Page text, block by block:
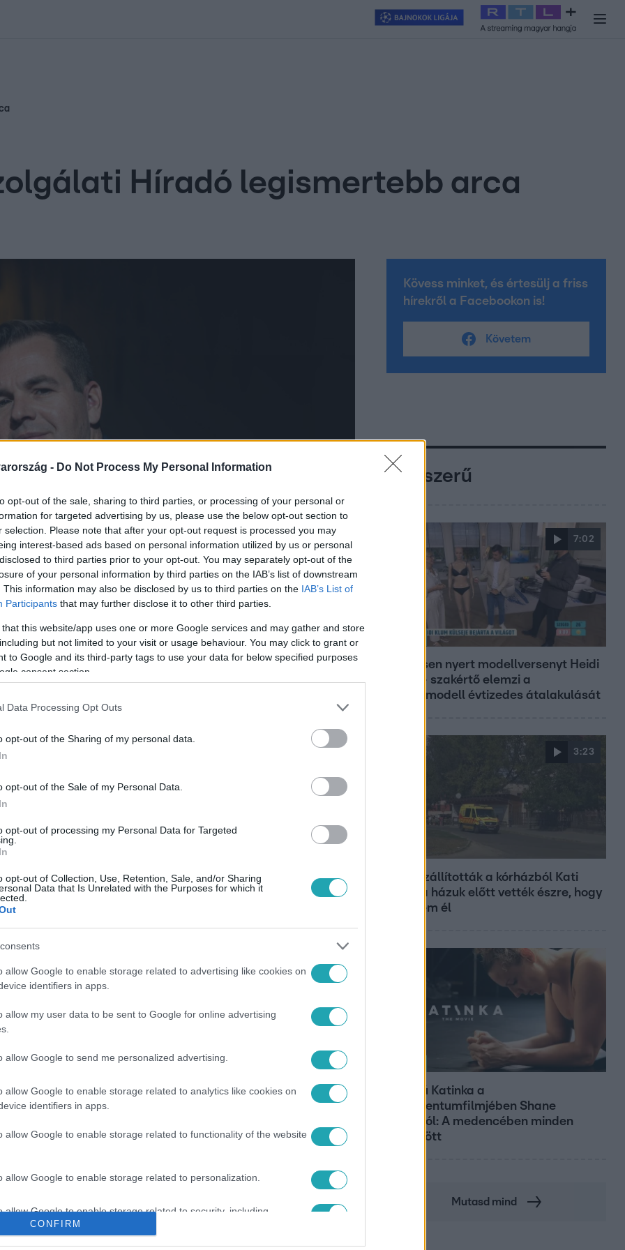
- Do Not Process My Personal Information
opt-out of the sale, sharing to third parties, or processing of your personal or
for targeted advertising by us, please use the below opt-out section to
selection. Please note that after your opt-out request is processed you may
interest-based ads based on personal information utilized by us or personal
to third parties prior to your opt-out. You may separately opt-out of the
of your personal information by third parties on the IAB’s list of downstream
This information may also be disclosed by us to third parties on the IAB’s List of
Participants that may further disclose it to other third parties.
that this website/app uses one or more Google services and may gather and store
but not limited to your visit or usage behaviour. You may click to grant or
to Google and its third-party tags to use your data for below specified purposes
consent section.
Data Processing Opt Outs
opt-out of the Sharing of my personal data.
opt-out of the Sale of my Personal Data.
opt-out of processing my Personal Data for Targeted
opt-out of Collection, Use, Retention, Sale, and/or Sharing
Data that Is Unrelated with the Purposes for which it
allow Google to enable storage related to advertising like cookies on
identifiers in apps.
allow my user data to be sent to Google for online advertising
allow Google to send me personalized advertising.
allow Google to enable storage related to analytics like cookies on
identifiers in apps.
allow Google to enable storage related to functionality of the website
allow Google to enable storage related to personalization.
allow Google to enable storage related to security, including
functionality and fraud prevention, and other user protection.
CONFIRM
Exek csatája 2026 Celeb vagyok, ments ki innen
Híradó legismertebb arca
a közmédiát, mert élő adásban
legyen a Google-találatokban!
Kövess minket, és értesülj a friss
hírekről a Facebookon is!
Követem
Népszerű
7:02
19 évesen nyert modellversenyt Heidi
Klum – szakértő elemzi a
szupermodell évtizedes átalakulását
3:23
Hazaszállították a kórházból Kati
nénit, a házuk előtt vették észre, hogy
már nem él
Hosszú Katinka a
dokumentumfilmjében Shane
Tusupról: A medencében minden
működött
Mutasd mind